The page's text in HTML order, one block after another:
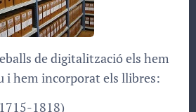
de digitalització els hem
i hem incorporat els llibres:
1818)